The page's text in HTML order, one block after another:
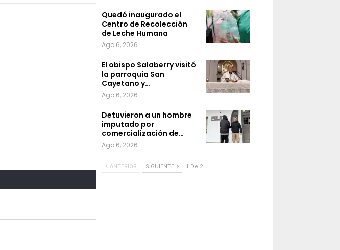
Quedó inaugurado el
Centro de Recolección
de Leche Humana
Ago 6, 2026
El obispo Salaberry visitó
la parroquia San
Cayetano y…
Ago 6, 2026
Detuvieron a un hombre
imputado por
comercialización de…
Ago 6, 2026
ANTERIOR SIGUIENTE 1 De 2